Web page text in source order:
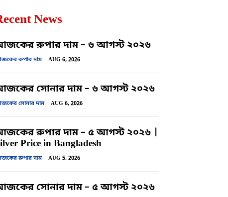
News
রুপার দাম – ৬ আগস্ট ২০২৬
রুপার দাম AUG 6, 2026
সোনার দাম – ৬ আগস্ট ২০২৬
সোনার দাম AUG 6, 2026
রুপার দাম – ৫ আগস্ট ২০২৬ |
Price in Bangladesh
রুপার দাম AUG 5, 2026
সোনার দাম – ৫ আগস্ট ২০২৬